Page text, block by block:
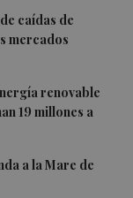
caídas de
mercados
renovable
19 millones a
a la Mare de